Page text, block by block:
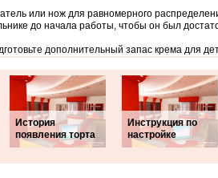
или нож для равномерного
до начала работы, чтобы он был
дополнительный запас крема для
История
появления торта
Инструкция по
настройке